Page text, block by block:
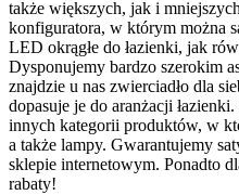
także większych, jak i
konfiguratora, w którym można
LED okrągłe do łazienki, jak
Dysponujemy bardzo szerokim
znajdzie u nas zwierciadło dla
dopasuje je do aranżacji
innych kategorii produktów, w
a także lampy. Gwarantujemy
sklepie internetowym. Ponadto
rabaty!